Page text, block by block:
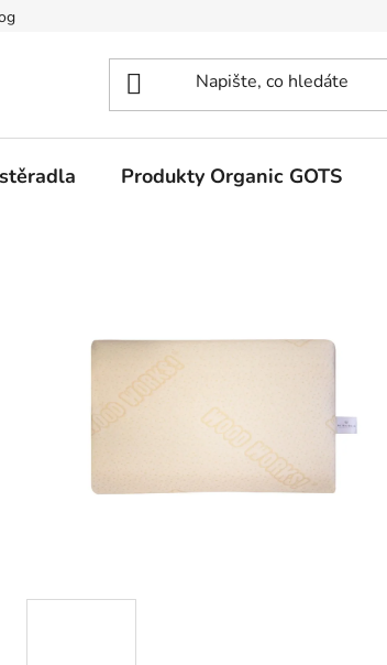
Produkty Organic GOTS